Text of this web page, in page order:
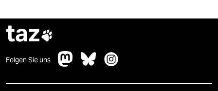
taz
Folgen Sie uns